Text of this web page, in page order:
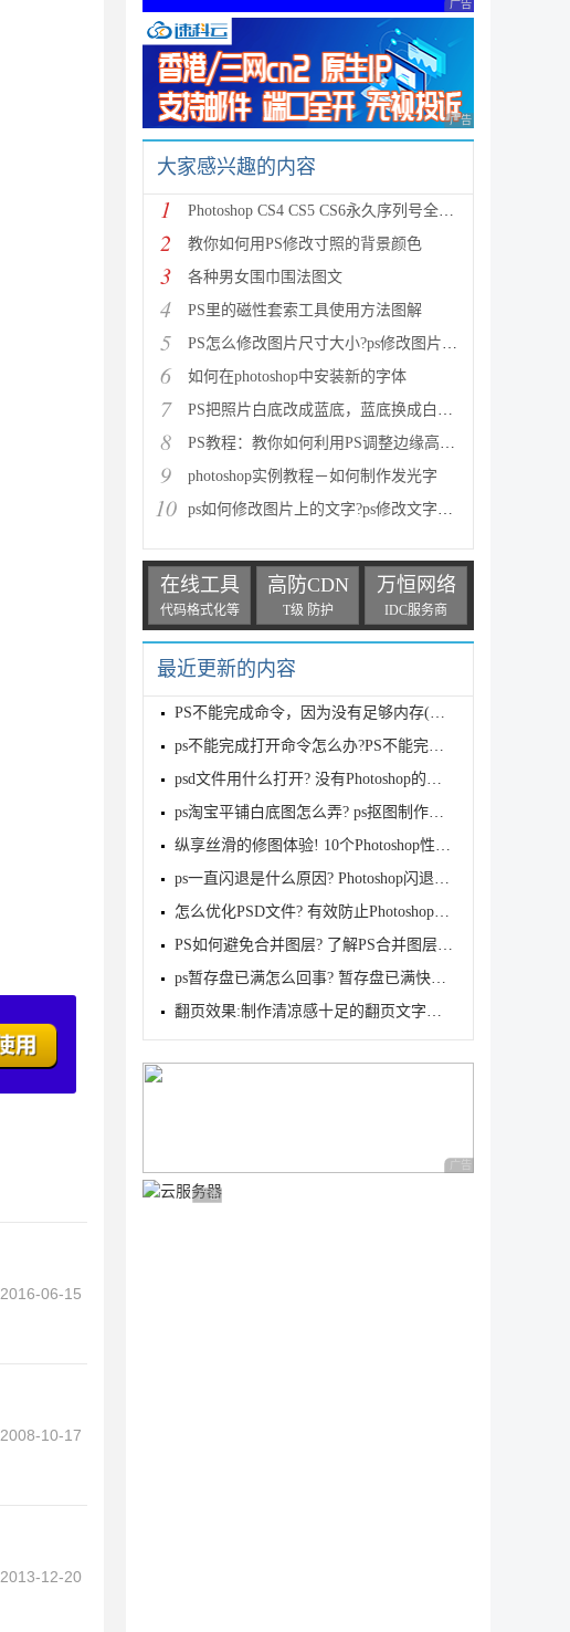
2016-06-15
2008-10-17
2013-12-20
广告 商业广告，理性
广告 商业广告，理性
大家感兴趣的内容
1 Photoshop CS4 CS5 CS6永久序列号全面整理
2 教你如何用PS修改寸照的背景颜色
3 各种男女围巾围法图文
4 PS里的磁性套索工具使用方法图解
5 PS怎么修改图片尺寸大小?ps修改图片大小方法图解
6 如何在photoshop中安装新的字体
7 PS把照片白底改成蓝底，蓝底换成白底，蓝底改红底教程
8 PS教程：教你如何利用PS调整边缘高速度高效率扣头发丝
9 photoshop实例教程－如何制作发光字
10 ps如何修改图片上的文字?ps修改文字方法
在线工具
代码格式化等
高防CDN
T级 防护
万恒网络
IDC服务商
最近更新的内容
PS不能完成命令，因为没有足够内存(RAM)的解决方案
ps不能完成打开命令怎么办?PS不能完成命令,因为没有足
psd文件用什么打开? 没有Photoshop的情况下打开psd文
ps淘宝平铺白底图怎么弄? ps抠图制作白底图的技巧
纵享丝滑的修图体验! 10个Photoshop性能优化小技巧
ps一直闪退是什么原因? Photoshop闪退原因及解决方案
怎么优化PSD文件? 有效防止Photoshop崩溃卡死的技巧奥
PS如何避免合并图层? 了解PS合并图层的破坏性
ps暂存盘已满怎么回事? 暂存盘已满快速释放空间的六种
翻页效果:制作清凉感十足的翻页文字效果
广告 商业广告，理性
广告 商业广告，理性选择